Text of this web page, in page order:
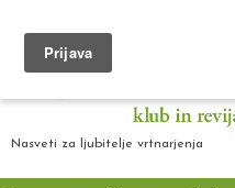
Nasveti za ljubitelje vrtnarjenja